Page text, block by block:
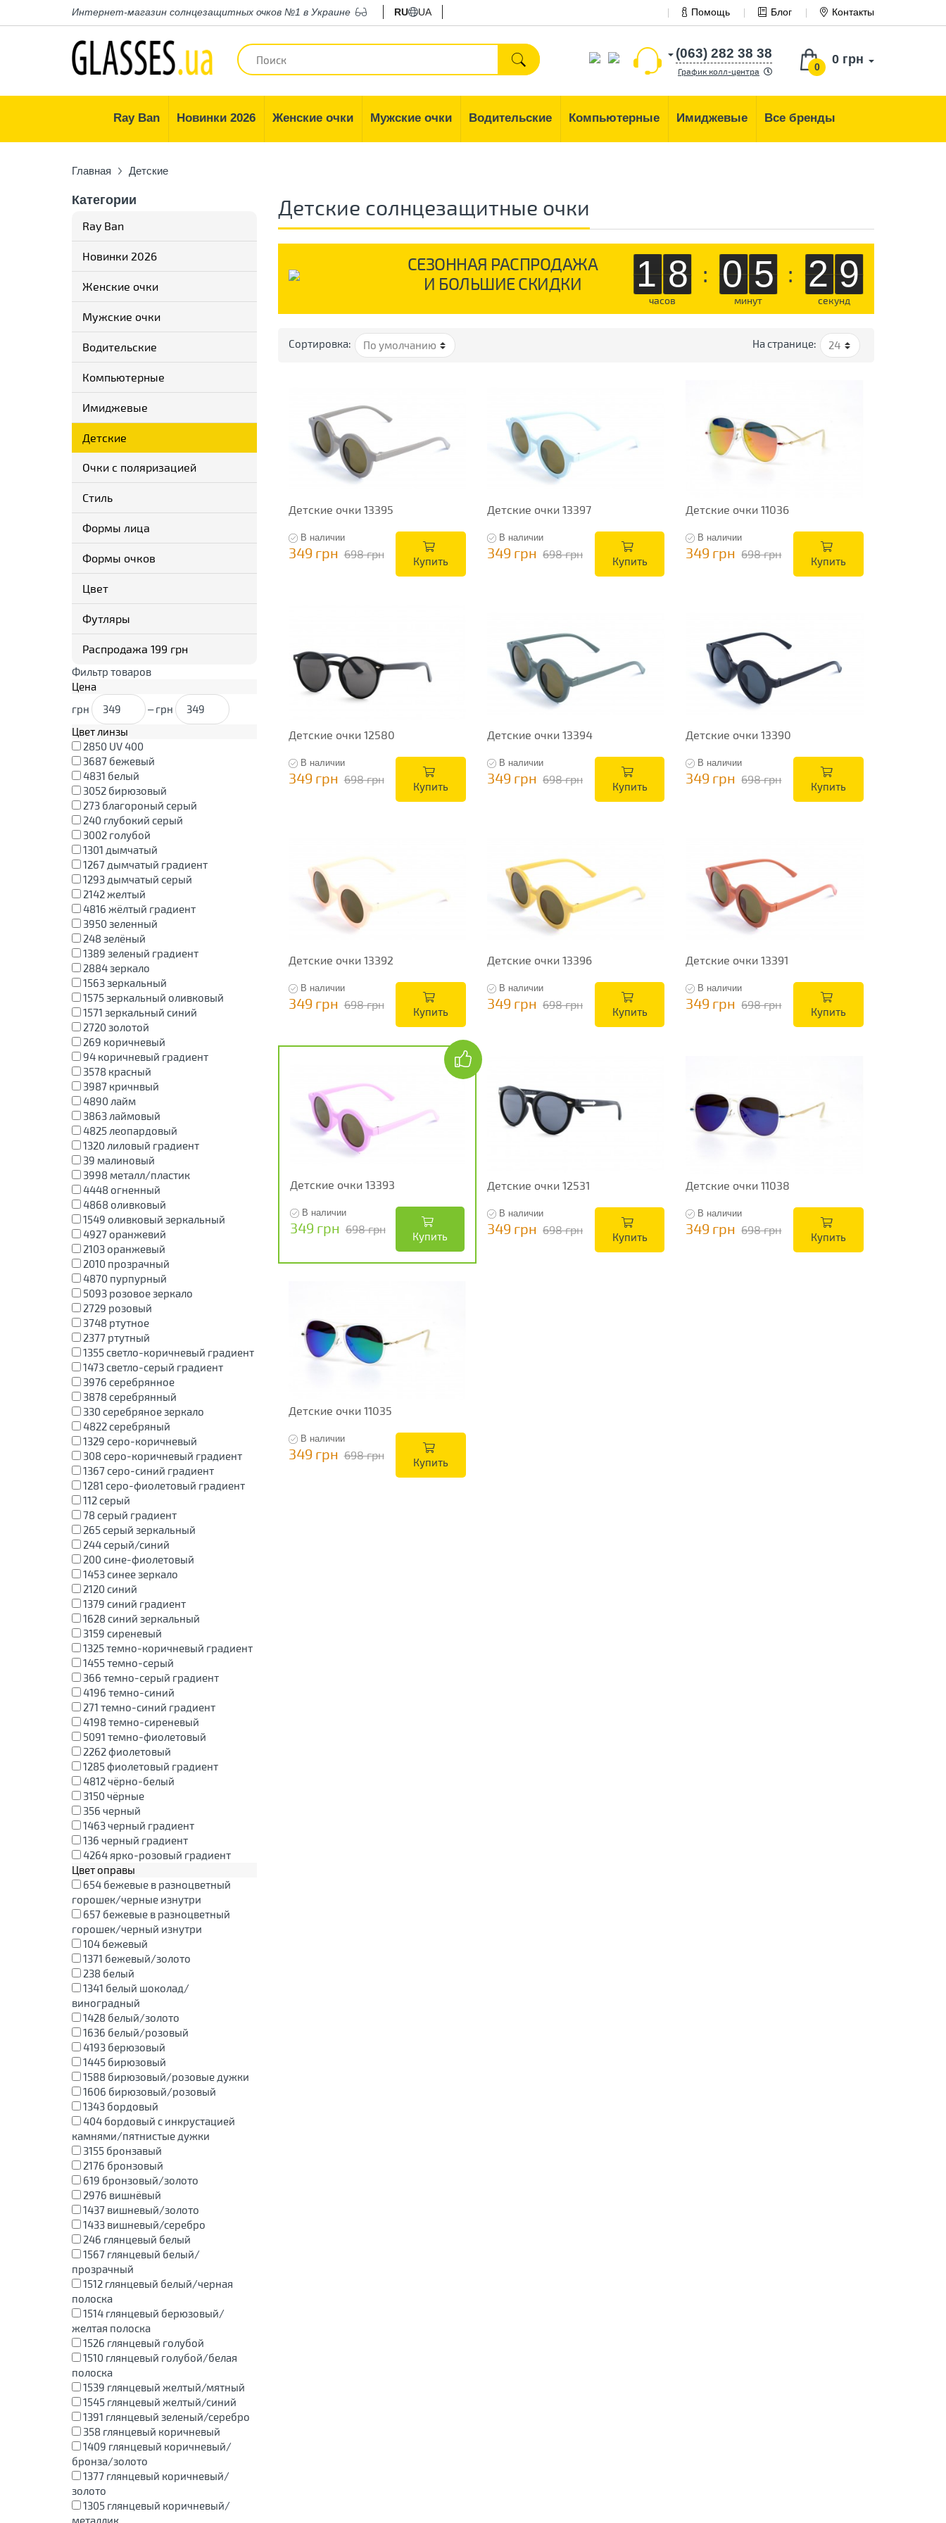
Интернет-магазин солнцезащитных очков №1 в Украине RU UA Помощь Блог Контакты
0
0 грн
(063) 282 38 38
График колл-центра
Ray Ban Новинки 2026 Женские очки Мужские очки Водительские Компьютерные Имиджевые Все бренды
Главная Детские
Категории
Ray Ban
Новинки 2026
Женские очки
Мужские очки
Водительские
Компьютерные
Имиджевые
Детские
Очки с поляризацией
Стиль
Формы лица
Формы очков
Цвет
Футляры
Распродажа 199 грн
Фильтр товаров
Цена
грн
– грн
Цвет линзы
2850 UV 400
3687 бежевый
4831 белый
3052 бирюзовый
273 благороный серый
240 глубокий серый
3002 голубой
1301 дымчатый
1267 дымчатый градиент
1293 дымчатый серый
2142 желтый
4816 жёлтый градиент
3950 зеленный
248 зелёный
1389 зеленый градиент
2884зеркало
1563зеркальный
1575зеркальный оливковый
1571 зеркальный синий
2720 золотой
269 коричневый
94 коричневый градиент
3578 красный
3987 кричнвый
4890 лайм
3863лаймовый
4825леопардовый
1320 лиловый градиент
39 малиновый
3998 металл/пластик
4448 огненный
4868 оливковый
1549 оливковый зеркальный
4927 оранжевий
2103оранжевый
2010 прозрачный
4870 пурпурный
5093 розовое зеркало
2729 розовый
3748 ртутное
2377 ртутный
1355светло-коричневый градиент
1473светло-серый градиент
3976 серебрянное
3878 серебрянный
330 серебряное зеркало
4822серебряный
1329 серо-коричневый
308 серо-коричневый градиент
1367 серо-синий градиент
1281 серо-фиолетовый градиент
112серый
78 серый градиент
265серый зеркальный
244серый/синий
200 сине-фиолетовый
1453синее зеркало
2120 синий
1379 синий градиент
1628 синий зеркальный
3159 сиреневый
1325темно-коричневый градиент
1455темно-серый
366 темно-серый градиент
4196 темно-синий
271 темно-синий градиент
4198 темно-сиреневый
5091 темно-фиолетовый
2262фиолетовый
1285фиолетовый градиент
4812чёрно-белый
3150 чёрные
356 черный
1463черный градиент
136 черный градиент
4264 ярко-розовый градиент
Цвет оправы
654 бежевые в разноцветный
горошек/черные изнутри
657 бежевые в разноцветный
горошек/черный изнутри
104 бежевый
1371 бежевый/золото
238 белый
1341 белый шоколад/
виноградный
1428 белый/золото
1636 белый/розовый
4193 берюзовый
1445 бирюзовый
1588 бирюзовый/розовые дужки
1606 бирюзовый/розовый
1343 бордовый
404 бордовый с инкрустацией
камнями/пятнистые дужки
3155 бронзавый
2176 бронзовый
619 бронзовый/золото
2976 вишнёвый
1437 вишневый/золото
1433 вишневый/серебро
246 глянцевый белый
1567 глянцевый белый/
прозрачный
1512 глянцевый белый/черная
полоска
1514 глянцевый берюзовый/
желтая полоска
1526 глянцевый голубой
1510 глянцевый голубой/белая
полоска
1539 глянцевый желтый/мятный
1545 глянцевый желтый/синий
1391 глянцевый зеленый/серебро
358 глянцевый коричневый
1409 глянцевый коричневый/
бронза/золото
1377 глянцевый коричневый/
золото
1305 глянцевый коричневый/
металлик
Детские солнцезащитные очки
СЕЗОННАЯ РАСПРОДАЖА
И БОЛЬШИЕ СКИДКИ
18
часов
: 05
минут
: 28
секунд
На странице:
Сортировка:
Детские очки 13395
В наличии
349 грн 698 грн
Купить
Детские очки 13397
В наличии
349 грн 698 грн
Купить
Детские очки 11036
В наличии
349 грн 698 грн
Купить
Детские очки 12580
В наличии
349 грн 698 грн
Купить
Детские очки 13394
В наличии
349 грн 698 грн
Купить
Детские очки 13390
В наличии
349 грн 698 грн
Купить
Детские очки 13392
В наличии
349 грн 698 грн
Купить
Детские очки 13396
В наличии
349 грн 698 грн
Купить
Детские очки 13391
В наличии
349 грн 698 грн
Купить
Детские очки 13393
В наличии
349 грн 698 грн
Купить
Детские очки 12531
В наличии
349 грн 698 грн
Купить
Детские очки 11038
В наличии
349 грн 698 грн
Купить
Детские очки 11035
В наличии
349 грн 698 грн
Купить